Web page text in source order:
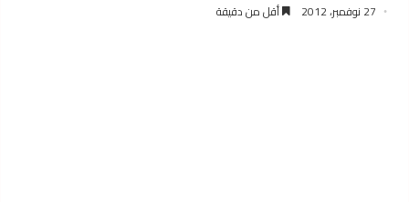
27 نوفمبر، 2012 أقل من دقيقة